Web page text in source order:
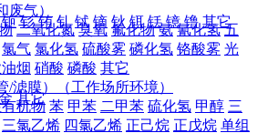
废气）
二氧化氮 臭氧 氟化物 氨 氰化氢 五
氯气 氯化氢 硫酸雾 磷化氢 铬酸雾 光
烟 硝酸 磷酸 其它
/滤膜）（工作场所环境）
机物 苯 甲苯 二甲苯 硫化氢 甲醇 三
三氯乙烯 四氯乙烯 正己烷 正戊烷 单组
钷 钐 铕 钆 铽 镝 钬 铒 铥 镱 镥 其它
其它